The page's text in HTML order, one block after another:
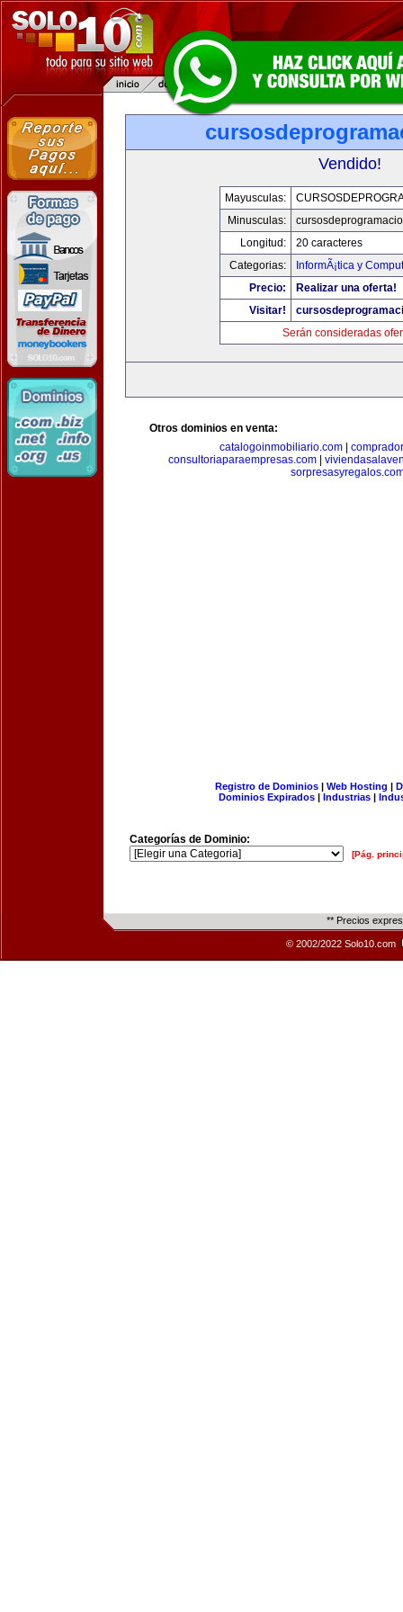
Vendido!
Mayusculas:
Minusculas:
Longitud:
20 caracteres
Categorias:
InformÃ¡tica y
Precio:
Realizar una oferta!
Visitar!
Serán consideradas
Otros dominios en venta:
catalogoinmobiliario.com|
consultoriaparaempresas.com|
Registro de Dominios| Web Hosting |
Dominios Expirados | Industrias |
Categorías de Dominio:
[Pág.
** Precios
© 2002/2022 Solo10.com